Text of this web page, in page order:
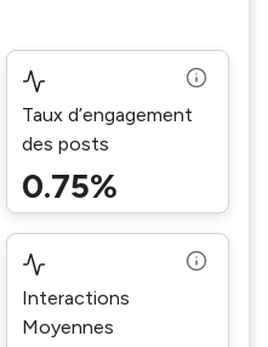
Taux d’engagement
des posts
0.75%
Interactions
Moyennes